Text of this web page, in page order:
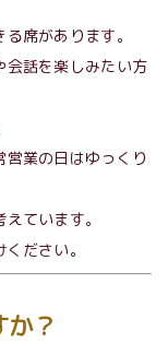
席があります。
会話を楽しみたい方
業の日はゆっくり
ています。
ださい。
？